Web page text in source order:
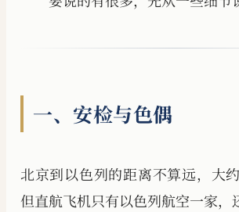
一、安检与色偶
北京到以色列的距离不算远，大约
但直航飞机只有以色列航空一家，